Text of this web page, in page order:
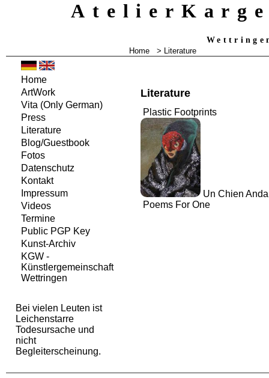
Home > Literature
Literature
Plastic Footprints
Un Chien
Poems For One
Home
ArtWork
Vita (Only German)
Press
Literature
Blog/Guestbook
Fotos
Datenschutz
Kontakt
Impressum
Videos
Termine
Public PGP Key
Kunst-Archiv
KGW -
Künstlergemeinschaft
Wettringen
Bei vielen Leuten ist
Leichenstarre
Todesursache und
nicht
Begleiterscheinung.